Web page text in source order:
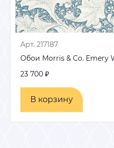
Арт. 217187
Обои Morris & Co. Emery
23 700 ₽
В корзину
В корзину